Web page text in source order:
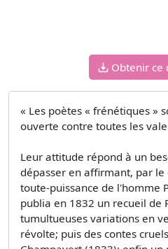
Obtenir ce
« Les poètes « frénétiques »
ouverte contre toutes les
Leur attitude répond à un
dépasser en affirmant, par
toute-puissance de l'homme
publia en 1832 un recueil de
tumultueuses variations en
révolte; puis des contes